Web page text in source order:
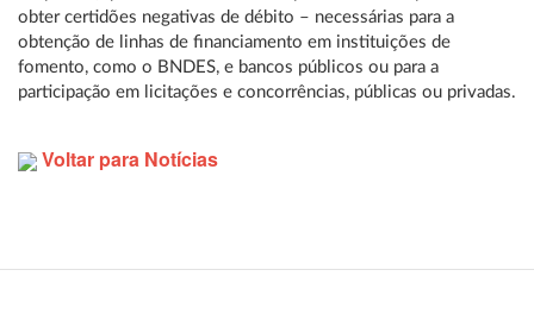
obter certidões negativas de débito – necessárias para a
obtenção de linhas de financiamento em instituições de
fomento, como o BNDES, e bancos públicos ou para a
participação em licitações e concorrências, públicas ou privadas.
Voltar para Notícias